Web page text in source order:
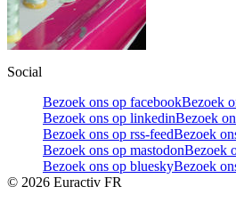
Social
Bezoek ons op facebookBezoek
Bezoek ons op linkedinBezoek
Bezoek ons op rss-feedBezoek
Bezoek ons op mastodonBezoek
Bezoek ons op blueskyBezoek
© 2026 Euractiv FR